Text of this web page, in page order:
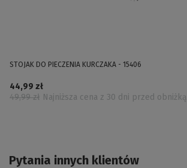
STOJAK DO PIECZENIA KURCZAKA - 15406
44,99 zł
49,99 zł Najniższa cena z 30 dni przed obniżką
Pytania innych klientów